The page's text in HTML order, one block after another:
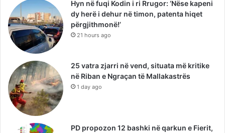
Hyn në fuqi Kodin i ri Rrugor: ‘Nëse kapeni
dy herë i dehur në timon, patenta hiqet
përgjithmonë!’
21 hours ago
25 vatra zjarri në vend, situata më kritike
në Riban e Ngraçan të Mallakastrës
1 day ago
PD propozon 12 bashki në qarkun e Fierit,